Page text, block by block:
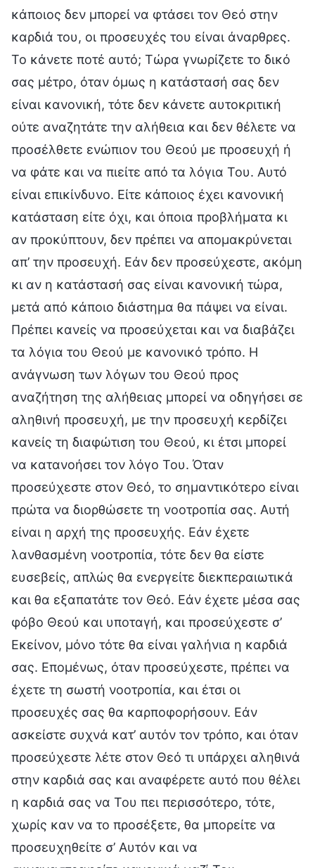
κάποιος δεν μπορεί να φτάσει τον Θεό στην
καρδιά του, οι προσευχές του είναι άναρθρες.
Το κάνετε ποτέ αυτό; Τώρα γνωρίζετε το δικό
σας μέτρο, όταν όμως η κατάστασή σας δεν
είναι κανονική, τότε δεν κάνετε αυτοκριτική
ούτε αναζητάτε την αλήθεια και δεν θέλετε να
προσέλθετε ενώπιον του Θεού με προσευχή ή
να φάτε και να πιείτε από τα λόγια Του. Αυτό
είναι επικίνδυνο. Είτε κάποιος έχει κανονική
κατάσταση είτε όχι, και όποια προβλήματα κι
αν προκύπτουν, δεν πρέπει να απομακρύνεται
απ’ την προσευχή. Εάν δεν προσεύχεστε, ακόμη
κι αν η κατάστασή σας είναι κανονική τώρα,
μετά από κάποιο διάστημα θα πάψει να είναι.
Πρέπει κανείς να προσεύχεται και να διαβάζει
τα λόγια του Θεού με κανονικό τρόπο. Η
ανάγνωση των λόγων του Θεού προς
αναζήτηση της αλήθειας μπορεί να οδηγήσει σε
αληθινή προσευχή, με την προσευχή κερδίζει
κανείς τη διαφώτιση του Θεού, κι έτσι μπορεί
να κατανοήσει τον λόγο Του. Όταν
προσεύχεστε στον Θεό, το σημαντικότερο είναι
πρώτα να διορθώσετε τη νοοτροπία σας. Αυτή
είναι η αρχή της προσευχής. Εάν έχετε
λανθασμένη νοοτροπία, τότε δεν θα είστε
ευσεβείς, απλώς θα ενεργείτε διεκπεραιωτικά
και θα εξαπατάτε τον Θεό. Εάν έχετε μέσα σας
φόβο Θεού και υποταγή, και προσεύχεστε σ’
Εκείνον, μόνο τότε θα είναι γαλήνια η καρδιά
σας. Επομένως, όταν προσεύχεστε, πρέπει να
έχετε τη σωστή νοοτροπία, και έτσι οι
προσευχές σας θα καρποφορήσουν. Εάν
ασκείστε συχνά κατ’ αυτόν τον τρόπο, και όταν
προσεύχεστε λέτε στον Θεό τι υπάρχει αληθινά
στην καρδιά σας και αναφέρετε αυτό που θέλει
η καρδιά σας να Του πει περισσότερο, τότε,
χωρίς καν να το προσέξετε, θα μπορείτε να
προσευχηθείτε σ’ Αυτόν και να